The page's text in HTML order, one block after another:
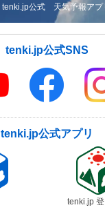
tenki.jp公式 天気予報アプ
tenki.jp公式SNS
tenki.jp公式アプリ
tenki.jp